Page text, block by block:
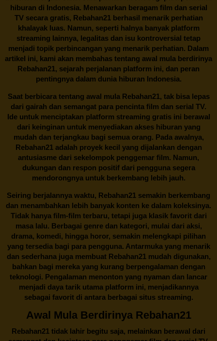
hiburan di Indonesia. Menawarkan beragam film dan serial
TV secara gratis, Rebahan21berhasil menarik perhatian
khalayak luas. Namun, seperti halnya banyak platform
streaming lainnya, legalitas dan isu kontroversial tetap
menjadi topik perbincangan yang menarik perhatian. Dalam
artikel ini, kami akan membahas tentang awal mula berdirinya
Rebahan21, sejarah perjalanan platform ini, dan peran
pentingnya dalam dunia hiburan Indonesia.
Saat berbicara tentang awal mula Rebahan21, tak bisa lepas
dari gairah dan semangat para pencinta film dan serial TV.
Ide untuk menciptakan platform streaming gratis ini berawal
dari keinginan untuk menyediakan akses hiburan yang
mudah dan terjangkau bagi semua orang. Pada awalnya,
Rebahan21 adalah proyek kecil yang dijalankan dengan
antusiasme dari sekelompok penggemar film. Namun,
dukungan dan respon positif dari pengguna segera
mendorongnya untuk berkembang lebih jauh.
Seiring berjalannya waktu, Rebahan21 semakin berkembang
dan menambahkan lebih banyak konten ke dalam koleksinya.
Tidak hanya film-film terbaru, tetapi juga klasik favorit dari
masa lalu. Berbagai genre dan kategori, mulai dari aksi,
drama, komedi, hingga horor, semakin melengkapi pilihan
yang tersedia bagi para pengguna. Antarmuka yang menarik
dan sederhana juga membuatRebahan21mudah digunakan,
bahkan bagi mereka yang kurang berpengalaman dengan
teknologi. Pengalaman menonton yang nyaman dan lancar
menjadi daya tarik utama platform ini, menjadikannya
sebagai favorit di antara berbagai situs streaming.
Awal Mula Berdirinya Rebahan21
Rebahan21 tidak lahir begitu saja, melainkan berawal dari